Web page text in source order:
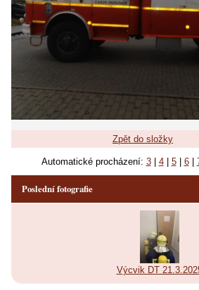
Zpět do složky
Automatické procházení: 3| 4| 5| 6|
Poslední fotografie
Výcvik DT